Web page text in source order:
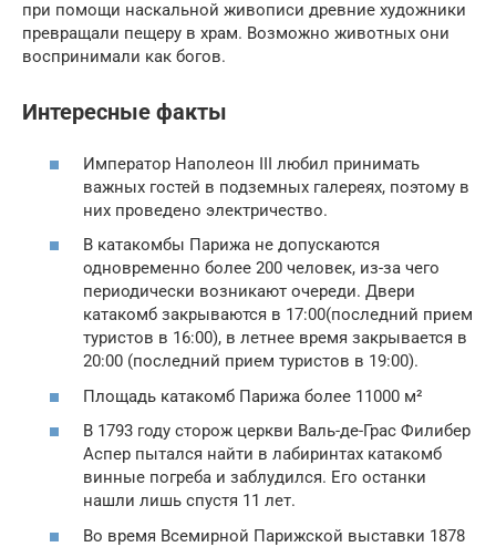
при помощи наскальной живописи древние художники
превращали пещеру в храм. Возможно животных они
воспринимали как богов.
Интересные факты
Император Наполеон III любил принимать
важных гостей в подземных галереях, поэтому в
них проведено электричество.
В катакомбы Парижа не допускаются
одновременно более 200 человек, из-за чего
периодически возникают очереди. Двери
катакомб закрываются в 17:00(последний прием
туристов в 16:00), в летнее время закрывается в
20:00 (последний прием туристов в 19:00).
Площадь катакомб Парижа более 11000 м²
В 1793 году сторож церкви Валь-де-Грас Филибер
Аспер пытался найти в лабиринтах катакомб
винные погреба и заблудился. Его останки
нашли лишь спустя 11 лет.
Во время Всемирной Парижской выставки 1878